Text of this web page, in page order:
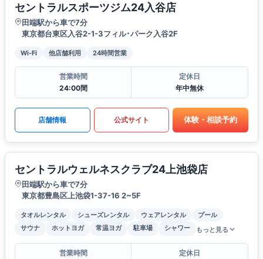
セントラルスポーツジム24入谷店
田端駅から車で7分
東京都台東区入谷2-1-3フィル･パーク入谷2F
Wi-Fi 他店舗利用 24時間営業
営業時間
24:00間
定休日
年中無休
店舗情報 公式サイト 体験・相談予約
セントラルウェルネスクラブ24上池袋店
田端駅から車で7分
東京都豊島区上池袋1-37-16 2~5F
タオルレンタル シューズレンタル ウェアレンタル
プール
サウナ
ホットヨガ 常温ヨガ 駐車場 シャワー もっと見る
営業時間
定休日